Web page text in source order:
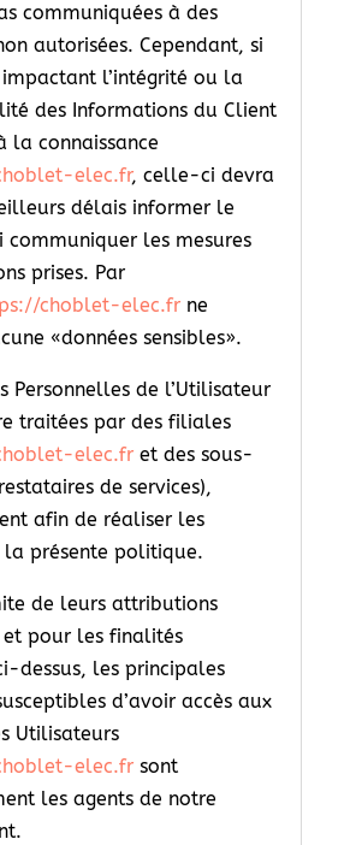
communiquées à des
autorisées. Cependant, si
l’intégrité ou la
des Informations du Client
la connaissance
elec.fr, celle-ci devra
délais informer le
les mesures
prises. Par
choblet-elec.fr ne
«données sensibles».
Personnelles de l’Utilisateur
traitées par des filiales
elec.fr et des sous-
de services),
afin de réaliser les
présente politique.
de leurs attributions
et pour les finalités
dessus, les principales
d’avoir accès aux
Utilisateurs
elec.fr sont
les agents de notre